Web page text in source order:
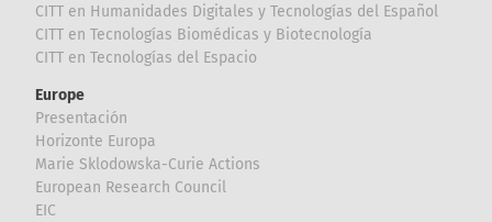
CITT en Humanidades Digitales y Tecnologías del Español
CITT en Tecnologías Biomédicas y Biotecnología
CITT en Tecnologías del Espacio
Europe
Presentación
Horizonte Europa
Marie Sklodowska-Curie Actions
European Research Council
EIC